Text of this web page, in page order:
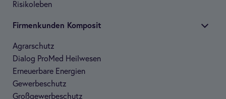
Risi­ko­le­ben
Fir­men­kun­den Kom­po­sit
Agrar­schutz
Dia­log Pro­Med Heil­we­sen
Erneu­er­bare Ener­gien
Gewer­be­schutz
Groß­ge­wer­be­schutz